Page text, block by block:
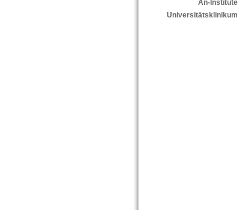
An-Institute
Universitätsklinikum